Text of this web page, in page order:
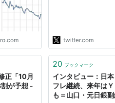
ならまだ段階的…
https://t.co/
twitter.com
正「10月
が予想 -
20 ブックマーク
インタビュー：日
フレ継続、来年は
も＝山口・元日銀